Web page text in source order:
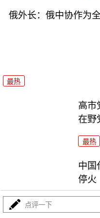
俄外长：俄中协作为
最热
高市
在野
最热
中国
停火
点评一下